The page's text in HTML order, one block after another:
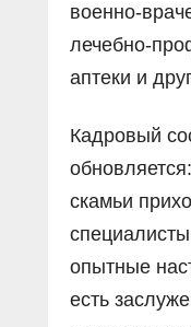
военно-
лечебно-
аптеки и
Кадровый
скамьи
опытные
есть